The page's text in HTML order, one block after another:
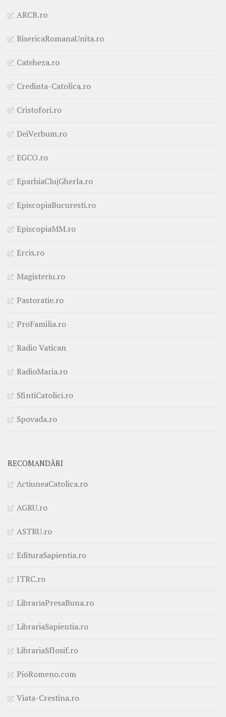
ARCB.ro
BisericaRomanaUnita.ro
Cateheza.ro
Credinta-Catolica.ro
Cristofori.ro
DeiVerbum.ro
EGCO.ro
EparhiaClujGherla.ro
EpiscopiaBucuresti.ro
EpiscopiaMM.ro
Ercis.ro
Magisteriu.ro
Pastoratie.ro
ProFamilia.ro
Radio Vatican
RadioMaria.ro
SfintiCatolici.ro
Spovada.ro
RECOMANDĂRI
ActiuneaCatolica.ro
AGRU.ro
ASTRU.ro
EdituraSapientia.ro
ITRC.ro
LibrariaPresaBuna.ro
LibrariaSapientia.ro
LibrariaSfIosif.ro
PioRomeno.com
Viata-Crestina.ro